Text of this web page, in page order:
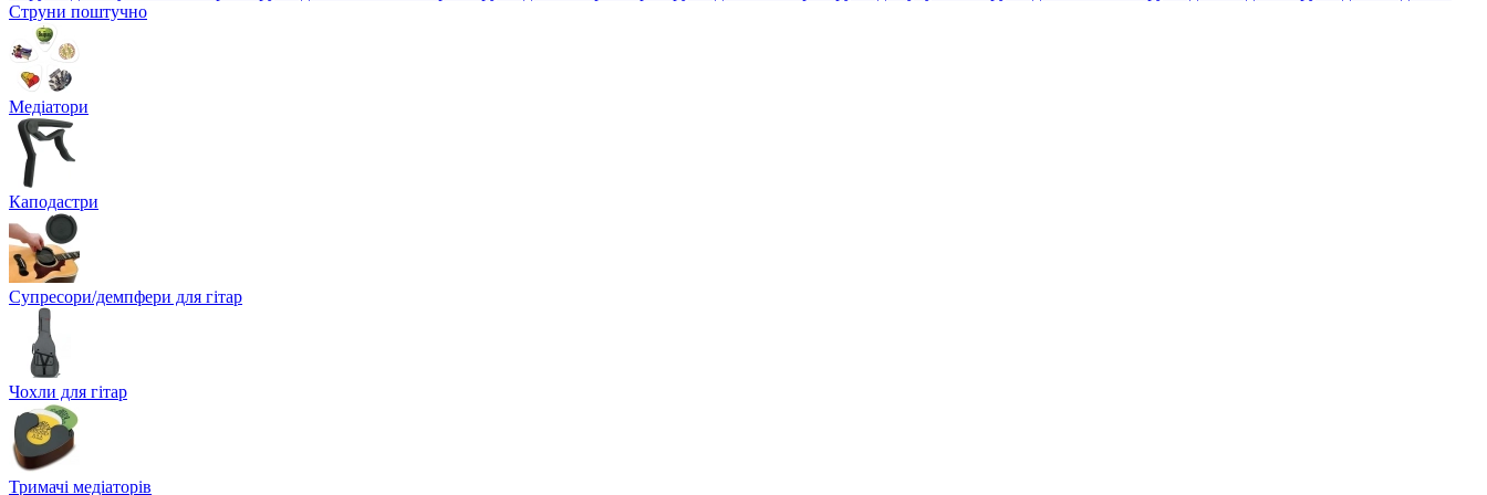
Струни поштучно
Медіатори
Каподастри
Супресори/демпфери для гітар
Чохли для гітар
Тримачі медіаторів